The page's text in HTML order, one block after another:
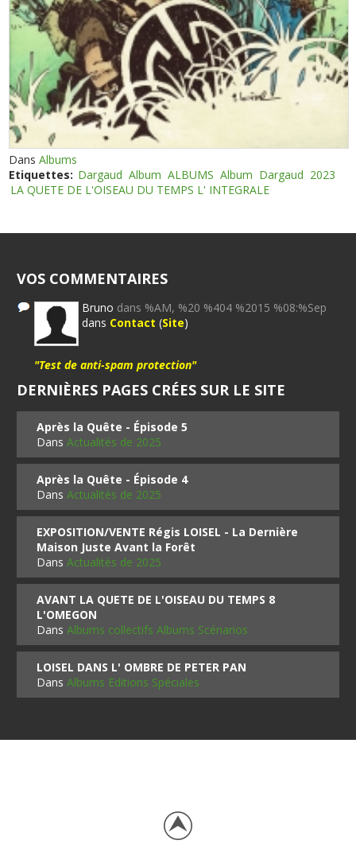
DansAlbums
Etiquettes: Dargaud Album ALBUMS Album Dargaud 2023
LA QUETE DE L'OISEAU DU TEMPS L' INTEGRALE
VOS COMMENTAIRES
Bruno dans %AM, %20 %404 %2015 %08:%Sep
dans Contact (Site)
"Test de anti-spam protection"
DERNIÈRES PAGES CRÉES SUR LE SITE
Après la Quête - Épisode 5
DansActualités de 2025
Après la Quête - Épisode 4
DansActualités de 2025
EXPOSITION/VENTE Régis LOISEL - La Dernière
Maison Juste Avant la Forêt
DansActualités de 2025
AVANT LA QUETE DE L'OISEAU DU TEMPS 8
L'OMEGON
DansAlbums collectifs Albums Scénarios
LOISEL DANS L' OMBRE DE PETER PAN
DansAlbums Editions Spéciales